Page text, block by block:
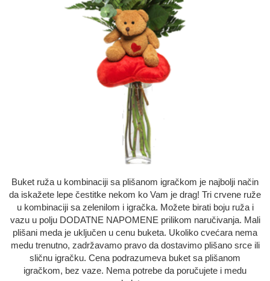
Uputstvo
Uslovi
Komentari
O nama
Kontakt
Buket ruža u kombinaciji sa plišanom igračkom je najbolji način
da iskažete lepe čestitke nekom ko Vam je drag! Tri crvene ruže
u kombinaciji sa zelenilom i igračka. Možete birati boju ruža i
vazu u polju DODATNE NAPOMENE prilikom naručivanja. Mali
plišani meda je uključen u cenu buketa. Ukoliko cvećara nema
medu trenutno, zadržavamo pravo da dostavimo plišano srce ili
sličnu igračku. Cena podrazumeva buket sa plišanom
igračkom, bez vaze. Nema potrebe da poručujete i medu